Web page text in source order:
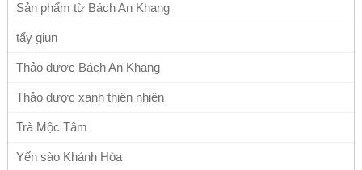
Sản phẩm từ Bách An Khang
tẩy giun
Thảo dược Bách An Khang
Thảo dược xanh thiên nhiên
Trà Mộc Tâm
Yến sào Khánh Hòa